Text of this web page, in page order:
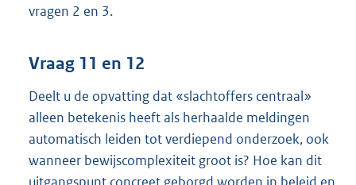
vragen 2 en 3.
Vraag 11 en 12
Deelt u de opvatting dat «slachtoffers centraal»
alleen betekenis heeft als herhaalde meldingen
automatisch leiden tot verdiepend onderzoek, ook
wanneer bewijscomplexiteit groot is? Hoe kan dit